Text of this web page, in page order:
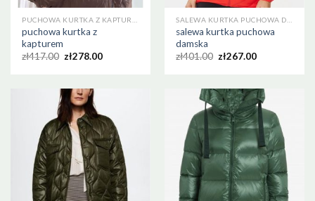
puchowa kurtka z
kapturem
zł417.00 zł278.00
salewa kurtka puchowa
damska
zł401.00 zł267.00